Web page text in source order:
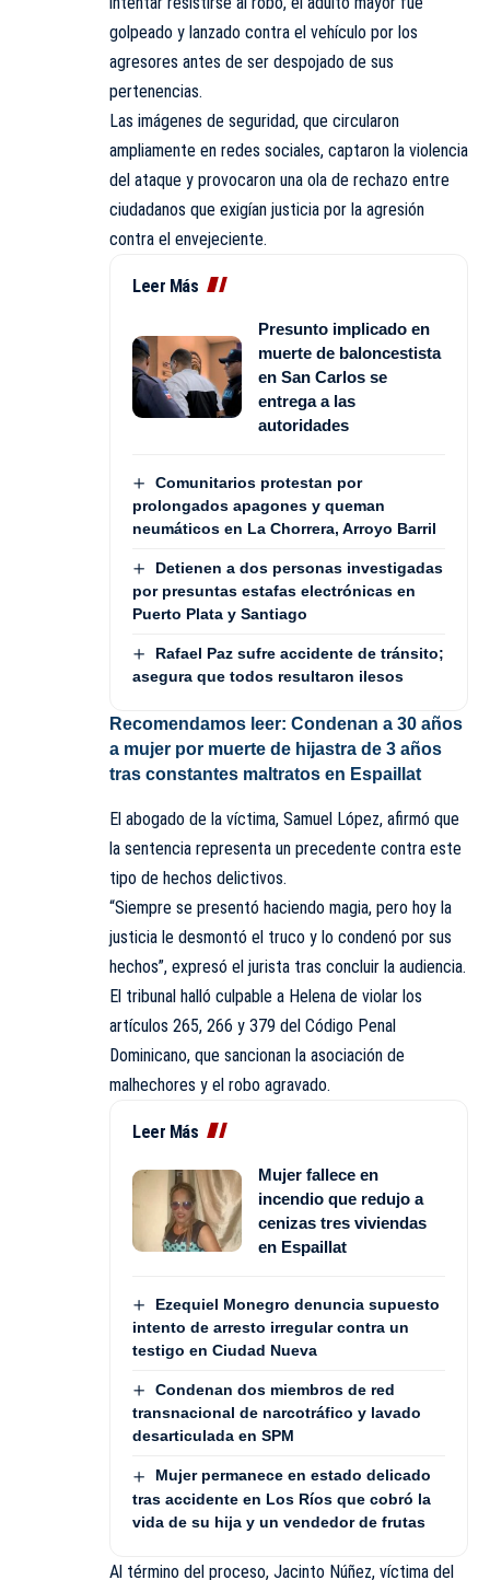
golpeado y lanzado contra el vehículo por los
agresores antes de ser despojado de sus
pertenencias.
Las imágenes de seguridad, que circularon
ampliamente en redes sociales, captaron la violencia
del ataque y provocaron una ola de rechazo entre
ciudadanos que exigían justicia por la agresión
contra el envejeciente.
Leer Más
Presunto implicado en
muerte de baloncestista
en San Carlos se
entrega a las
autoridades
Comunitarios protestan por
prolongados apagones y queman
neumáticos en La Chorrera, Arroyo Barril
Detienen a dos personas investigadas
por presuntas estafas electrónicas en
Puerto Plata y Santiago
Rafael Paz sufre accidente de tránsito;
asegura que todos resultaron ilesos
Recomendamos leer: Condenan a 30 años
a mujer por muerte de hijastra de 3 años
tras constantes maltratos en Espaillat
El abogado de la víctima, Samuel López, afirmó que
la sentencia representa un precedente contra este
tipo de hechos delictivos.
“Siempre se presentó haciendo magia, pero hoy la
justicia le desmontó el truco y lo condenó por sus
hechos”, expresó el jurista tras concluir la audiencia.
El tribunal halló culpable a Helena de violar los
artículos 265, 266 y 379 del Código Penal
Dominicano, que sancionan la asociación de
malhechores y el robo agravado.
Leer Más
Mujer fallece en
incendio que redujo a
cenizas tres viviendas
en Espaillat
Ezequiel Monegro denuncia supuesto
intento de arresto irregular contra un
testigo en Ciudad Nueva
Condenan dos miembros de red
transnacional de narcotráfico y lavado
desarticulada en SPM
Mujer permanece en estado delicado
tras accidente en Los Ríos que cobró la
vida de su hija y un vendedor de frutas
Al término del proceso, Jacinto Núñez, víctima del